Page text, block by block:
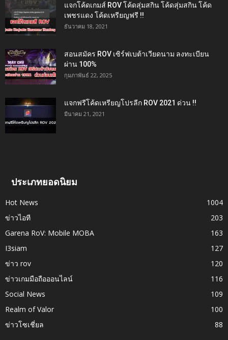
แจกโค้ดเกมส์ ROV โค้ดสุ่มสกิน โค้ดสุ่มสกิน โค้ด
เพชรแดง โค้ดเหรียญฟรี !!
ธันวาคม 18, 2021
สอนสมัคร ROV เซิร์ฟเบต้าเวียดนาม ลงทะเบียน
ผ่าน 100%
กุมภาพันธ์ 22, 2025
แจกฟรีโค้ดเหรียญโปรลีก ROV 2021 ด่วน !!
มีนาคม 21, 2021
ประเภทยอดนิยม
Hot News
1004
ข่าวไอที
203
Garena RoV: Mobile MOBA
163
I3siam
127
ข่าว rov
120
ข่าวเกมมือถือออนไลน์
116
Social News
109
Realm of Valor
100
ข่าวโซเชี่ยล
88